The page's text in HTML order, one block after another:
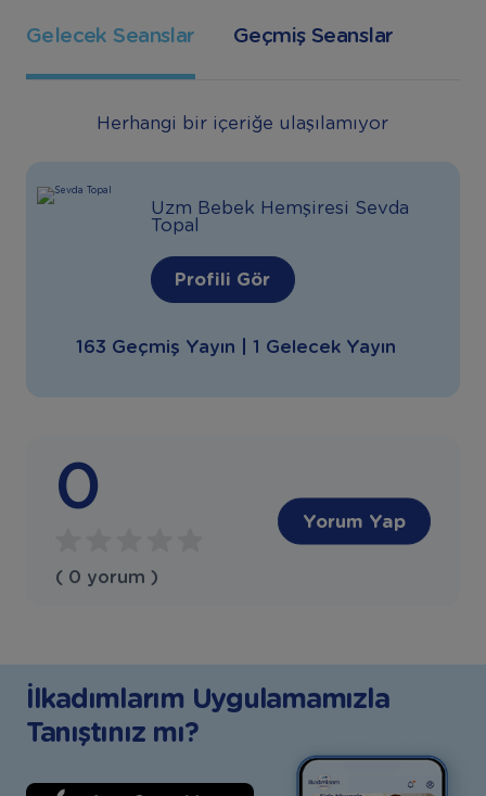
Gelecek Seanslar Geçmiş Seanslar
Herhangi bir içeriğe ulaşılamıyor
Uzm Bebek Hemşiresi Sevda
Topal
Profili Gör
163 Geçmiş Yayın | 1 Gelecek Yayın
0
( 0 yorum )
Yorum Yap
İlkadımlarım Uygulamamızla
Tanıştınız mı?